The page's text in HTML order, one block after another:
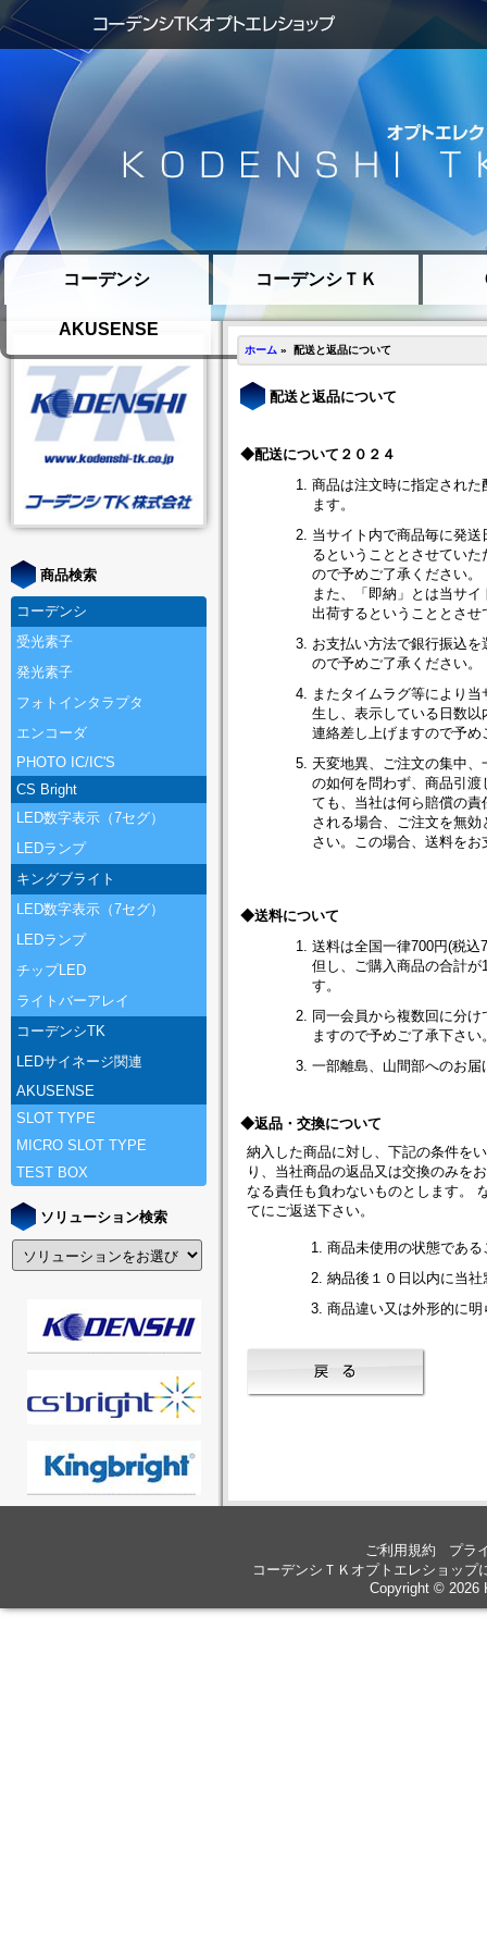
コーデンシ コーデンシＴＫ
AKUSENSE
商品検索
コーデンシ
受光素子
発光素子
フォトインタラプタ
エンコーダ
PHOTO IC/IC'S
CS Bright
LED数字表示（7セグ）
LEDランプ
キングブライト
LED数字表示（7セグ）
LEDランプ
チップLED
ライトバーアレイ
コーデンシTK
LEDサイネージ関連
AKUSENSE
SLOT TYPE
MICRO SLOT TYPE
TEST BOX
ソリューション検索
ホーム » 配送と返品について
配送と返品について
◆配送について２０２４
商品は注文時に指定され
ます。
当サイト内で商品毎に発
るということとさせてい
ので予めご了承ください。
また、「即納」とは当サ
出荷するということとさ
お支払い方法で銀行振込
ので予めご了承ください。
またタイムラグ等により
生し、表示している日数
連絡差し上げますので予め
天変地異、ご注文の集中
の如何を問わず、商品引
ても、当社は何ら賠償の
される場合、ご注文を無
さい。この場合、送料を
◆送料について
送料は全国一律700円(税込
但し、ご購入商品の合計
す。
同一会員から複数回に分
ますので予めご了承下さい
一部離島、山間部へのお
◆返品・交換について
納入した商品に対し、下記の条件を
り、当社商品の返品又は交換のみを
なる責任も負わないものとします。
てにご返送下さい。
商品未使用の状態である
納品後１０日以内に当
商品違い又は外形的に
ご利用規約
プラ
コーデンシＴＫオプトエレショップ
Copyright © 2026